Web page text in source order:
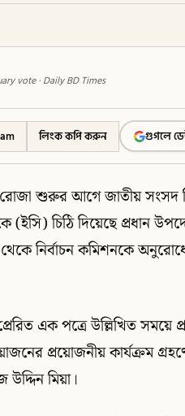
vote · Daily BD Times
লিংক কপি করুন গুগলে
রোজা শুরুর আগে জাতীয় সংসদ
চিঠি দিয়েছে প্রধান
নির্বাচন কমিশনকে
এক পত্রে উল্লিখিত সময়ে
প্রয়োজনীয় কার্যক্রম
মিয়া।